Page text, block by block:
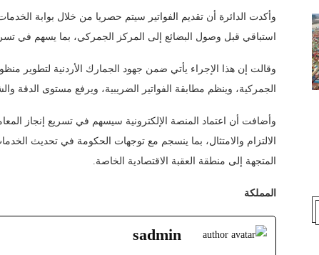
وأكدت الدائرة أن تقديم الفواتير سيتم حصريا من خلال بوابة
استباقي قبل وصول البضائع إلى المركز الجمركي، بما يسهم في
وقالت إن هذا الإجراء يأتي ضمن جهود الجمارك الأردنية لتطوير
الجمركية، وينظم مطابقة الفواتير الضريبية، ويرفع مستوى الدقة
وأضافت أن اعتماد المنصة الإلكترونية سيسهم في تسريع إنجاز
الالتزام والامتثال، بما ينسجم مع توجهات الحكومة في تحديث
المتجهة إلى منطقة العقبة الاقتصادية الخاصة.
المملكة
sadmin